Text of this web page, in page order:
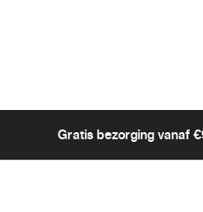
Gratis bezorging vanaf